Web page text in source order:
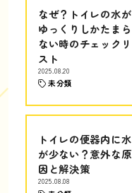
なぜ？トイレの水が
ゆっくりしかたまら
ない時のチェックリ
スト
2025.08.20
未分類
トイレの便器内に水
が少ない？意外な原
因と解決策
2025.08.08